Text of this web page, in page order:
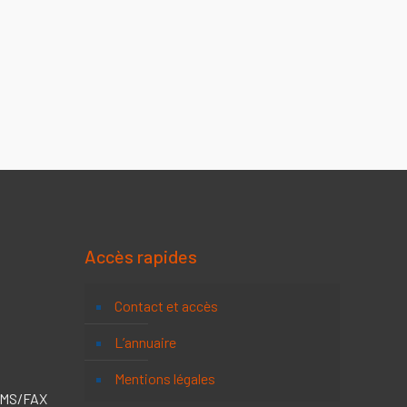
FAX
Accès rapides
Contact et accès
L’annuaire
Mentions légales